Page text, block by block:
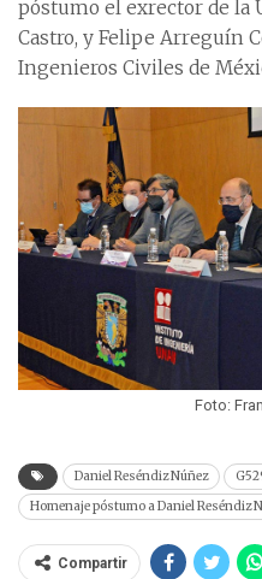
póstumo el exrector de la
Castro, y Felipe Arreguín
Ingenieros Civiles de
Foto:
Daniel Reséndiz Núñez
Homenaje póstumo a Daniel Reséndiz
Compartir